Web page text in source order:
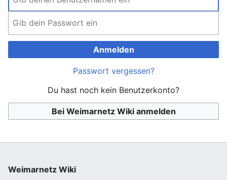
Anmelden
Passwort vergessen?
Du hast noch kein Benutzerkonto?
Bei Weimarnetz Wiki anmelden
Weimarnetz Wiki